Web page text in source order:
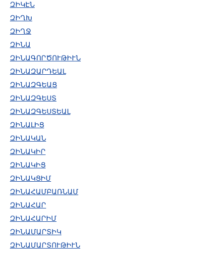
ԶԻԿԷՆ
ԶԻՂԽ
ԶԻՂՋ
ԶԻՆԱ
ԶԻՆԱԳՈՐԾՈՒԹԻՒՆ
ԶԻՆԱԶԱՐԴԵԱԼ
ԶԻՆԱԶԳԵԱՑ
ԶԻՆԱԶԳԵՍՏ
ԶԻՆԱԶԳԵՍՏԵԱԼ
ԶԻՆԱԼԻՑ
ԶԻՆԱԿԱՆ
ԶԻՆԱԿԻՐ
ԶԻՆԱԿԻՑ
ԶԻՆԱԿՑԻՄ
ԶԻՆԱՀԱՄԲԱՌՆԱՄ
ԶԻՆԱՀԱՐ
ԶԻՆԱՀԱՐԻՄ
ԶԻՆԱՄԱՐՏԻԿ
ԶԻՆԱՄԱՐՏՈՒԹԻՒՆ